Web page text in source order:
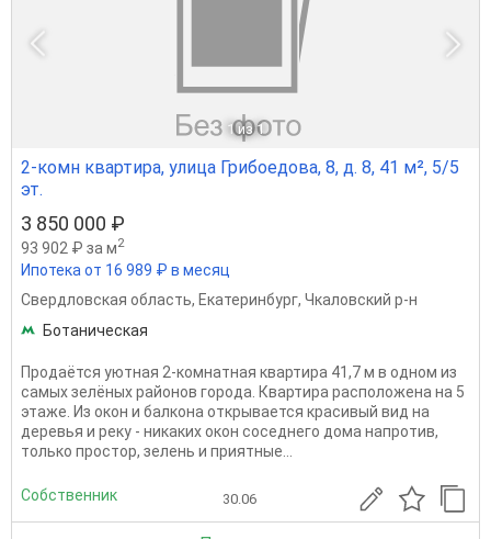
1 из 1
2-комн квартира, улица Грибоедова, 8, д. 8, 41 м², 5/5
эт.
3 850 000 ₽
93 902 ₽ за м2
Ипотека от 16 989 ₽ в месяц
Свердловская область, Екатеринбург, Чкаловский р-н
Ботаническая
Продаётся уютная 2-комнатная квартира 41,7 м в одном из
самых зелёных районов города. Квартира расположена на 5
этаже. Из окон и балкона открывается красивый вид на
деревья и реку - никаких окон соседнего дома напротив,
только простор, зелень и приятные...
Собственник 30.06